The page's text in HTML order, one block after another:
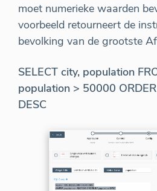
moet numerieke waarden
voorbeeld retourneert de
bevolking van de grootste
SELECT city, population
population > 50000
DESC